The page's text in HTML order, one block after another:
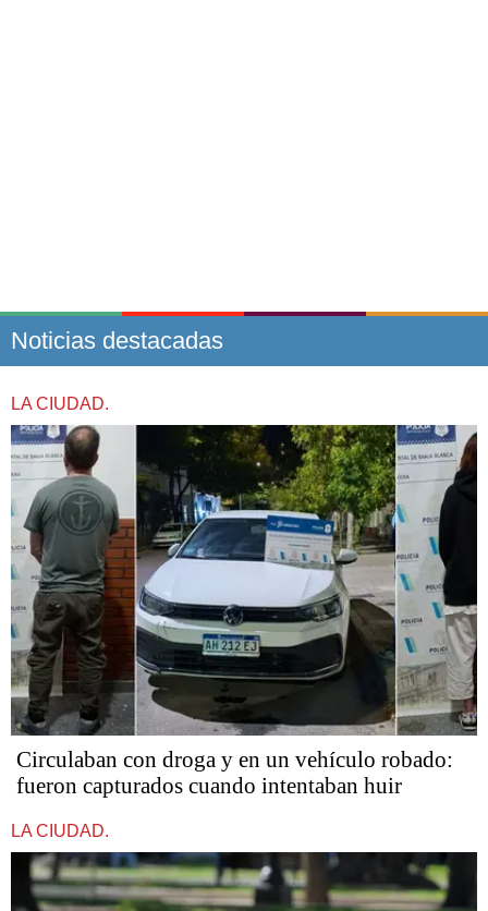
Noticias destacadas
LA CIUDAD.
Circulaban con droga y en un vehículo robado:
fueron capturados cuando intentaban huir
LA CIUDAD.